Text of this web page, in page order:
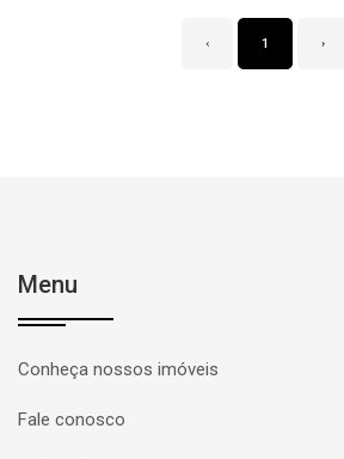
‹ 1 ›
Menu
Conheça nossos imóveis
Fale conosco